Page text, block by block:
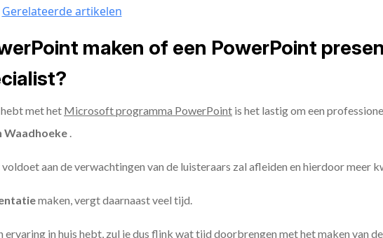
Gerelateerde artikelen
maken of een PowerPoint
met het Microsoft programma PowerPoint is het lastig om een
Waadhoeke .
aan de verwachtingen van de luisteraars zal afleiden en hierdoor meer
maken, vergt daarnaast veel tijd.
ervaring in huis hebt, zul je dus flink wat tijd doorbrengen met het maken van